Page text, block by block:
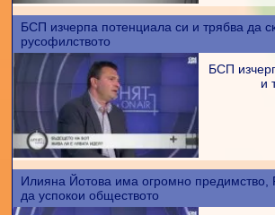
БСП изчерпа потенциала си и трябва да
русофилството
БСП
и
Илияна Йотова има огромно предимство,
да успокои обществото